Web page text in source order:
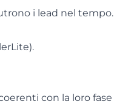
i lead nel tempo.
con la loro fase